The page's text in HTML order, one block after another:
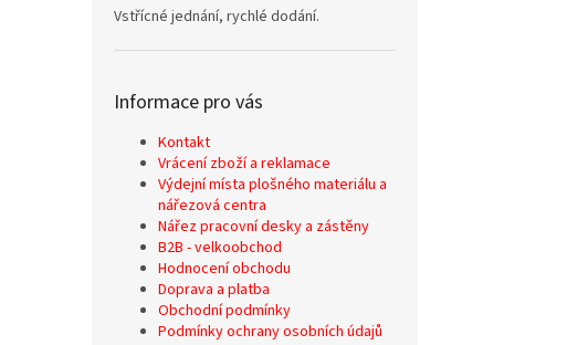
Vstřícné jednání, rychlé dodání.
Informace pro vás
Kontakt
Vrácení zboží a reklamace
Výdejní místa plošného materiálu a
nářezová centra
Nářez pracovní desky a zástěny
B2B - velkoobchod
Hodnocení obchodu
Doprava a platba
Obchodní podmínky
Podmínky ochrany osobních údajů